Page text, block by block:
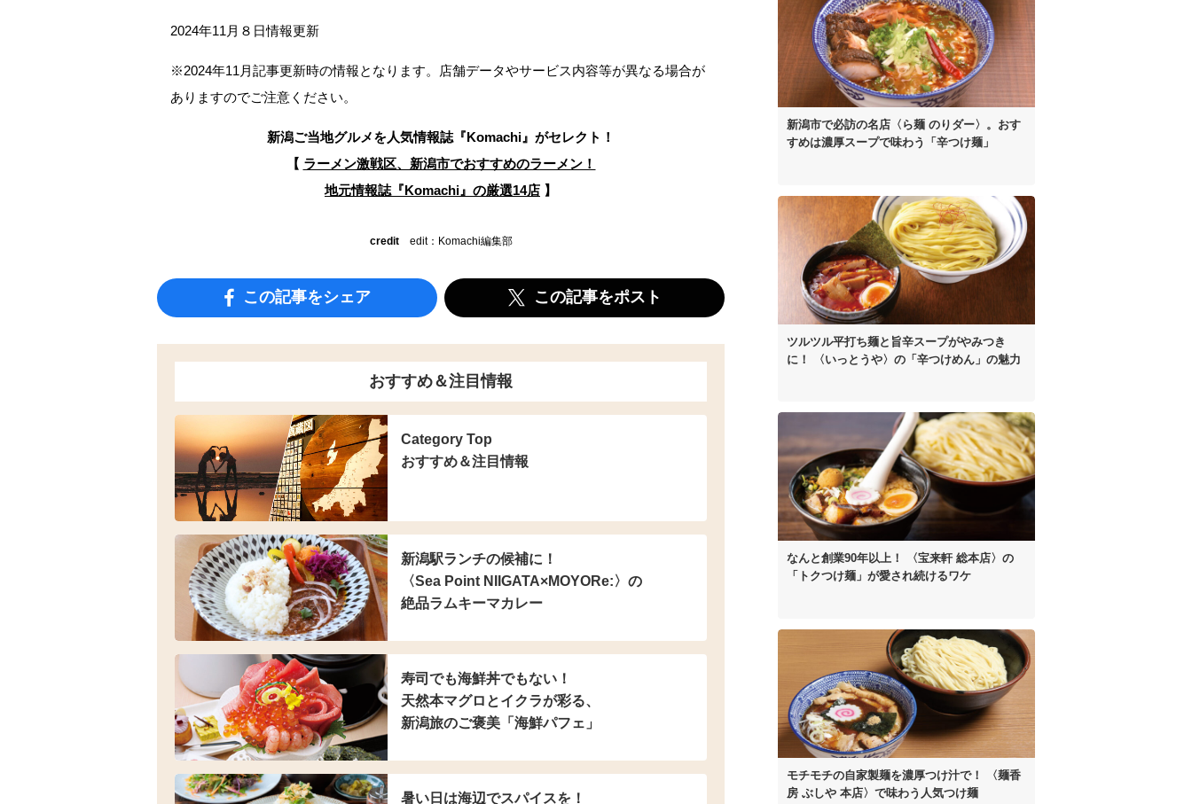
2024年11月８日情報更新
※2024年11月記事更新時の情報となります。店舗データやサービス内容等が異なる場合が
ありますのでご注意ください。
新潟ご当地グルメを人気情報誌 『Komachi』がセレクト！
【 ラーメン激戦区、新潟市でおすすめのラーメン！
地元情報誌『Komachi』の厳選14店 】
creditedit：Komachi編集部
この記事をシェア この記事をポスト
おすすめ＆注目情報
Category Top
おすすめ＆注目情報
新潟駅ランチの候補に！
〈Sea Point NIIGATA×MOYORe:〉の
絶品ラムキーマカレー
寿司でも海鮮丼でもない！
天然本マグロとイクラが彩る、
新潟旅のご褒美「海鮮パフェ」
暑い日は海辺でスパイスを！
新潟市で必訪の名店 〈ら麺 のりダー〉。 おす
すめは濃厚スープで味わう「辛つけ麺」
ツルツル平打ち麺と 旨辛スープがやみつき
に！
〈いっとうや〉の 「辛つけめん」の魅力
なんと創業90年以上！
〈宝来軒 総本店〉の
「トクつけ麺」が愛され続けるワケ
モチモチの自家製麺を濃厚つけ汁で！
〈麺香
房 ぶしや 本店〉 で味わう人気つけ麺